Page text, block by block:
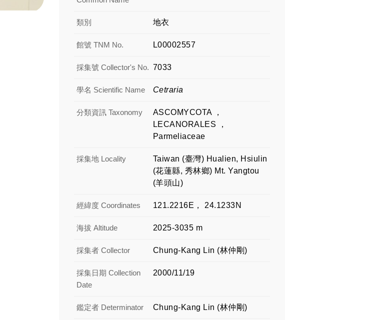
類別 地衣
館號 TNM No. L00002557
採集號 Collector's No. 7033
學名 Scientific Name Cetraria
分類資訊 Taxonomy
ASCOMYCOTA ，
LECANORALES ，
Parmeliaceae
採集地 Locality
Taiwan (臺灣) Hualien, Hsiulin
(花蓮縣, 秀林鄉) Mt. Yangtou
(羊頭山)
經緯度 Coordinates 121.2216E， 24.1233N
海拔 Altitude 2025-3035 m
採集者 Collector Chung-Kang Lin (林仲剛)
採集日期 Collection
Date
2000/11/19
鑑定者 Determinator Chung-Kang Lin (林仲剛)